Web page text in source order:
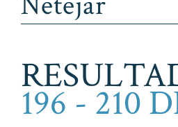
196 - 210